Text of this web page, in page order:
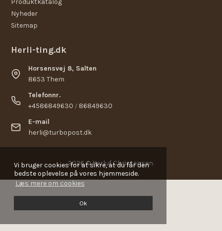
Vi bruger cookies for at sikre, at du får den
bedste oplevelse på vores hjemmeside.
Læs mere om cookies
Ok
Produktkatalog
Nyheder
Sitemap
Herli-ting.dk
Horsensvej 8, Salten
8653 Them
Telefonnr.
+4586849630 / 86849630
E-mail
herli@turbopost.dk
2026 © Herluf Christensen.